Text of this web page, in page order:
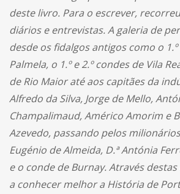
deste livro. Para o escrever,
diários e entrevistas. A galeria de
desde os fidalgos antigos como o
Palmela, o 1.º e 2.º condes de Vila
de Rio Maior até aos capitães da
Alfredo da Silva, Jorge de Mello,
Champalimaud, Américo Amorim e
Azevedo, passando pelos
Eugénio de Almeida, D.ª Antónia
e o conde de Burnay. Através
a conhecer melhor a História de